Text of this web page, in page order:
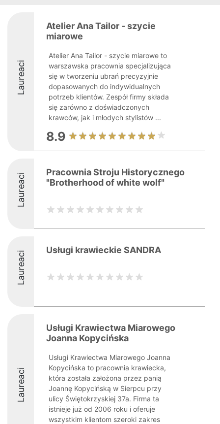
Laureaci
Atelier Ana Tailor - szycie
miarowe
Atelier Ana Tailor - szycie miarowe to
warszawska pracownia specjalizująca
się w tworzeniu ubrań precyzyjnie
dopasowanych do indywidualnych
potrzeb klientów. Zespół firmy składa
się zarówno z doświadczonych
krawców, jak i młodych stylistów ...
8.9
Laureaci
Pracownia Stroju Historycznego
"Brotherhood of white wolf"
Laureaci Usługi krawieckie SANDRA
Laureaci
Usługi Krawiectwa Miarowego
Joanna Kopycińska
Usługi Krawiectwa Miarowego Joanna
Kopycińska to pracownia krawiecka,
która została założona przez panią
Joannę Kopycińską w Sierpcu przy
ulicy Świętokrzyskiej 37a. Firma ta
istnieje już od 2006 roku i oferuje
wszystkim klientom szeroki zakres